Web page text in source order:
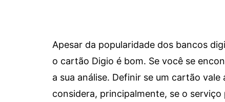
Apesar da popularidade dos bancos
o cartão Digio é bom. Se você se
a sua análise. Definir se um cartão
considera, principalmente, se o